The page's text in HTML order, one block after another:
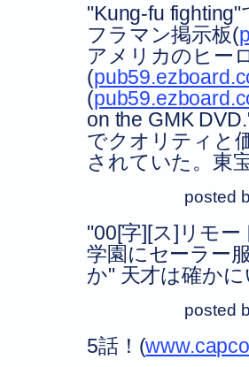
"Kung-fu
フラマン掲示板(
アメリカのヒー
(
(
on the GMK
でクオリティと
されていた。東
posted
"00[字][ス]リモ
学園にセーラー
か" 天才は確かに
posted
5話！(